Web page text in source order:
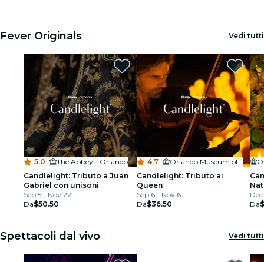
Fever Originals Vedi tutti
5.0 ·
The Abbey - Orlando
Candlelight: Tributo a Juan
Gabriel con unisoni
Sep 5 - Nov 22
Da$50.50
4.7 ·
Orlando Museum of Art
Candlelight: Tributo ai
Queen
Sep 6 - Nov 6
Da$36.50
Dec
Da
Spettacoli dal vivo Vedi tutti